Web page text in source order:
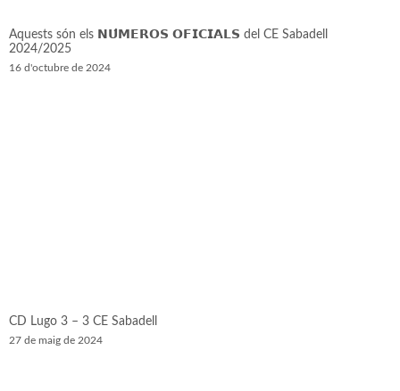
Aquests són els 𝗡𝗨́𝗠𝗘𝗥𝗢𝗦 𝗢𝗙𝗜𝗖𝗜𝗔𝗟𝗦 del CE Sabadell
2024/2025
16 d'octubre de 2024
CD Lugo 3 – 3 CE Sabadell
27 de maig de 2024